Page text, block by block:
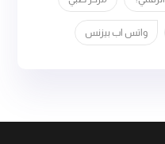
واتس اب بيزنس